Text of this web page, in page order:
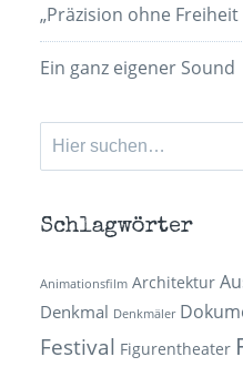
„Präzision ohne
Ein ganz eigener Sound
Suchen
nach:
Schlagwörter
Animationsfilm Architektur
Denkmal Denkmäler
Festival Figurentheater